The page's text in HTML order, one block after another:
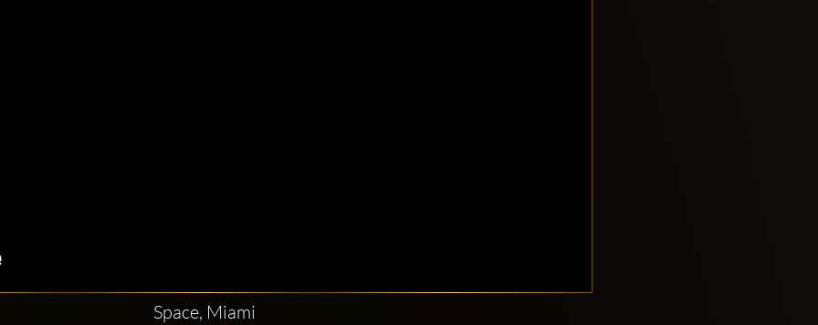
Space, Miami